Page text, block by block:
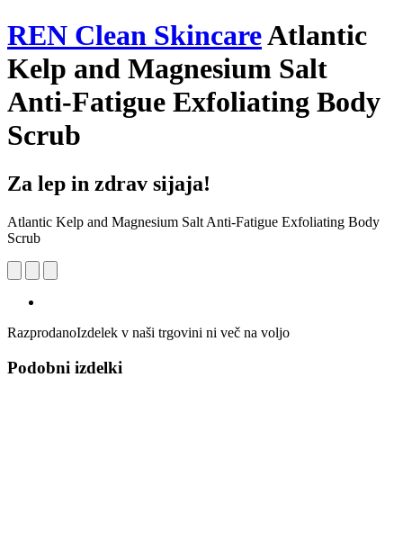
REN Clean SkincareAtlantic
Kelp and Magnesium Salt
Anti-Fatigue Exfoliating Body
Scrub
Za lep in zdrav sijaja!
Atlantic Kelp and Magnesium Salt Anti-Fatigue Exfoliating Body
Scrub
RazprodanoIzdelek v naši trgovini ni več na voljo
Podobni izdelki